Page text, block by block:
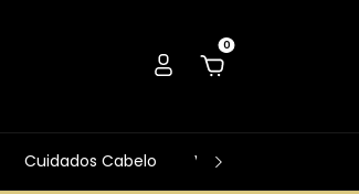
0
Cuidados Cabelo Ver Tudo